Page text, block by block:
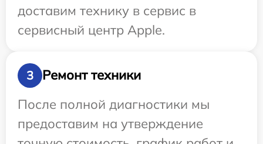
доставим технику в сервис в
сервисный центр Apple.
3
Ремонт техники
После полной диагностики мы
предоставим на утверждение